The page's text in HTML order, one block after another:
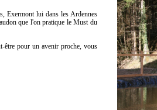
Exermont lui dans les Ardennes
que l'on pratique le Must du
être pour un avenir proche, vous